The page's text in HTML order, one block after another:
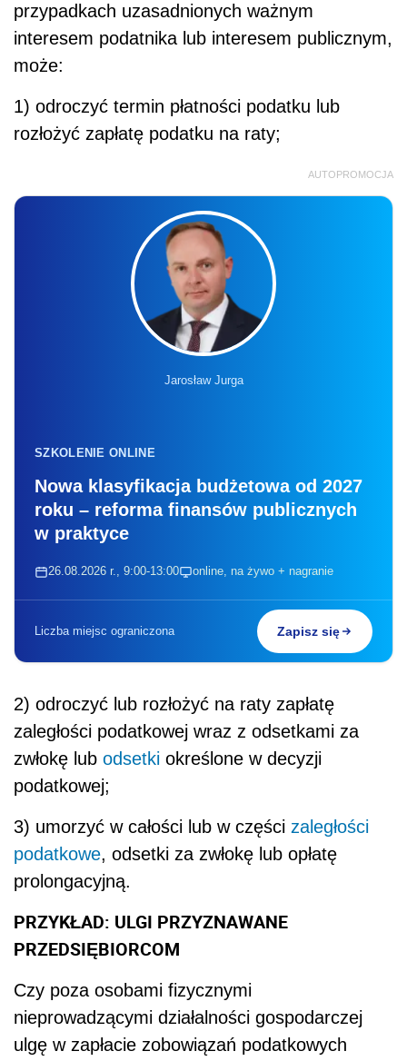
przypadkach uzasadnionych ważnym
interesem podatnika lub interesem publicznym,
może:
1) odroczyć termin płatności podatku lub
rozłożyć zapłatę podatku na raty;
AUTOPROMOCJA
Jarosław Jurga
SZKOLENIE ONLINE
Nowa klasyfikacja budżetowa od 2027
roku – reforma finansów publicznych
w praktyce
26.08.2026 r., 9:00-13:00 online, na żywo + nagranie
Liczba miejsc ograniczona Zapisz się
2) odroczyć lub rozłożyć na raty zapłatę
zaległości podatkowej wraz z odsetkami za
zwłokę lub odsetki określone w decyzji
podatkowej;
3) umorzyć w całości lub w części zaległości
podatkowe, odsetki za zwłokę lub opłatę
prolongacyjną.
PRZYKŁAD: ULGI PRZYZNAWANE
PRZEDSIĘBIORCOM
Czy poza osobami fizycznymi
nieprowadzącymi działalności gospodarczej
ulgę w zapłacie zobowiązań podatkowych